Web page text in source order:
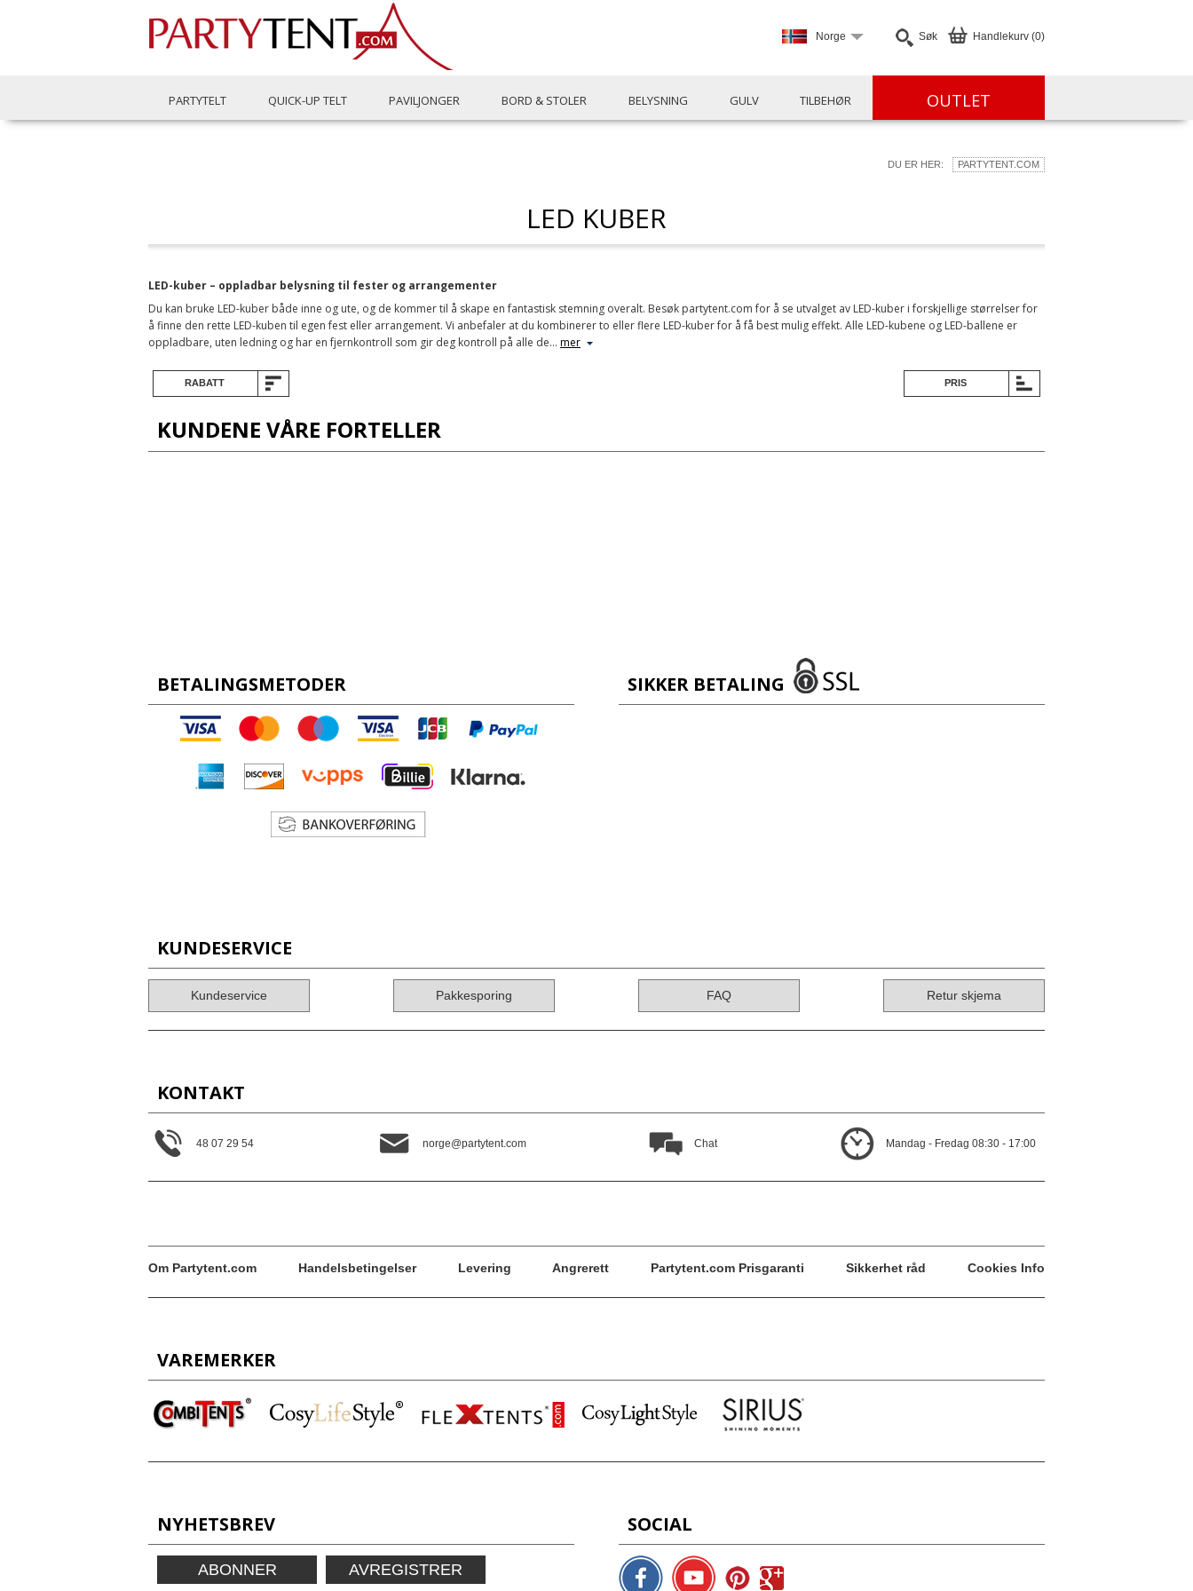
Handlekurv (0)
Søk
Norge
PARTYTELT QUICK-UP TELT PAVILJONGER BORD & STOLER BELYSNING GULV TILBEHØR OUTLET
DU ER HER: PARTYTENT.COM
LED KUBER
LED-kuber – oppladbar belysning til fester og arrangementer
Du kan bruke LED-kuber både inne og ute, og de kommer til å skape en fantastisk stemning overalt. Besøk partytent.com for å se utvalget av LED-kuber i forskjellige størrelser for
å finne den rette LED-kuben til egen fest eller arrangement. Vi anbefaler at du kombinerer to eller flere LED-kuber for å få best mulig effekt. Alle LED-kubene og LED-ballene er
oppladbare, uten ledning og har en fjernkontroll som gir deg kontroll på alle de… mer
RABATT PRIS
KUNDENE VÅRE FORTELLER
BETALINGSMETODER SIKKER BETALING
KUNDESERVICE
Kundeservice Pakkesporing FAQ Retur skjema
KONTAKT
48 07 29 54 norge@partytent.com Chat Mandag - Fredag 08:30 - 17:00
Om Partytent.com Handelsbetingelser Levering Angrerett Partytent.com Prisgaranti Sikkerhet råd Cookies Info
VAREMERKER
NYHETSBREV
ABONNER AVREGISTRER
SOCIAL